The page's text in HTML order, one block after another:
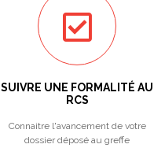
SUIVRE UNE FORMALITÉ AU
RCS
Connaitre l'avancement de votre
dossier déposé au greffe